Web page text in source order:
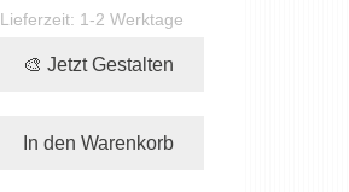
Lieferzeit: 1-2 Werktage
🎨 Jetzt Gestalten
In den Warenkorb